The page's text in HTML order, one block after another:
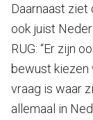
Daarnaast
ook juist
RUG: “Er zijn
bewust kiezen
vraag is waar
allemaal in